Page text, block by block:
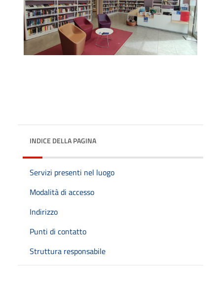
INDICE DELLA PAGINA
Servizi presenti nel luogo
Modalità di accesso
Indirizzo
Punti di contatto
Struttura responsabile